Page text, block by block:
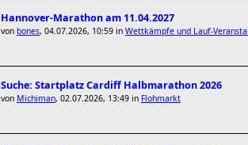
Hannover-Marathon am 11.04.2027
von bones, 04.07.2026, 10:59 in Wettkämpfe und Lauf-
Suche: Startplatz Cardiff Halbmarathon 2026
von Michiman, 02.07.2026, 13:49 in Flohmarkt